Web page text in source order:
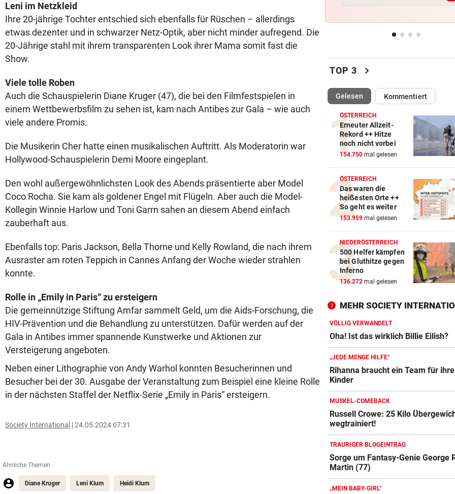
Leni im Netzkleid
Ihre 20-jährige Tochter entschied sich ebenfalls für Rüschen – allerdings
etwas dezenter und in schwarzer Netz-Optik, aber nicht minder aufregend. Die
20-Jährige stahl mit ihrem transparenten Look ihrer Mama somit fast die
Show.
Viele tolle Roben
Auch die Schauspielerin Diane Kruger (47), die bei den Filmfestspielen in
einem Wettbewerbsfilm zu sehen ist, kam nach Antibes zur Gala – wie auch
viele andere Promis.
Die Musikerin Cher hatte einen musikalischen Auftritt. Als Moderatorin war
Hollywood-Schauspielerin Demi Moore eingeplant.
Den wohl außergewöhnlichsten Look des Abends präsentierte aber Model
Coco Rocha. Sie kam als goldener Engel mit Flügeln. Aber auch die Model-
Kollegin Winnie Harlow und Toni Garrn sahen an diesem Abend einfach
zauberhaft aus.
Ebenfalls top: Paris Jackson, Bella Thorne und Kelly Rowland, die nach ihrem
Ausraster am roten Teppich in Cannes Anfang der Woche wieder strahlen
konnte.
Rolle in „Emily in Paris“ zu ersteigern
Die gemeinnützige Stiftung Amfar sammelt Geld, um die Aids-Forschung, die
HIV-Prävention und die Behandlung zu unterstützen. Dafür werden auf der
Gala in Antibes immer spannende Kunstwerke und Aktionen zur
Versteigerung angeboten.
Neben einer Lithographie von Andy Warhol konnten Besucherinnen und
Besucher bei der 30. Ausgabe der Veranstaltung zum Beispiel eine kleine Rolle
in der nächsten Staffel der Netflix-Serie „Emily in Paris“ ersteigern.
Society International 24.05.2024 07:31
Ähnliche Themen
Diane Kruger Leni Klum Heidi Klum
GROSSEINSATZ IN NÖ vor
Oha! Ist das wirklich Billie
SCHRECK FÜR DEUTSCHEN
Riesenschlange beim
Rasenmähen entdeckt
NACH LAWINEN-DRAMA vor
Rekord-Alpinist Purja am
Peak geborgen
WALDBRAND-WARNSYSTEM vor
KI-Drohnen sollen durch das
Blätterdach blicken
Diomande zu Real!
für Leipzig fix
WENDE KURZ VOR ANPFIFF vor
Jetzt also doch! ORF zeigt das
IN MEHREREN GEMEINDEN
Aufgedeckt! Chaos bei
Wassergebühren im Ländle
BRENZLIGE SITUATION vor 2
Trumps Heli beinahe mit
Passagierjet kollidiert
TOP 3 chevron_right
Gelesen(ausgewählt)Kommentiert
ÖSTERREICH
Erneuter Allzeit-
Rekord ++ Hitze
noch nicht vorbei
154.750 mal gelesen
ÖSTERREICH
Das waren die
heißesten Orte ++
So geht es weiter
153.959 mal gelesen
NIEDERÖSTERREICH
500 Helfer kämpfen
bei Gluthitze gegen
Inferno
136.272 mal gelesen
MEHR SOCIETY
VÖLLIG VERWANDELT
Oha! Ist das wirklich Billie Eilish?
„JEDE MENGE HILFE“
Rihanna braucht ein Team für
Kinder
MUSKEL-COMEBACK
Russell Crowe: 25 Kilo
wegtrainiert!
TRAURIGER BLOGEINTRAG
Sorge um Fantasy-Genie George
Martin (77)
„MEIN BABY-GIRL“